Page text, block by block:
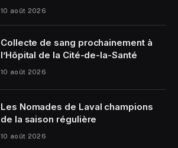
10 août 2026
Collecte de sang prochainement à
l’Hôpital de la Cité-de-la-Santé
10 août 2026
Les Nomades de Laval champions
de la saison régulière
10 août 2026